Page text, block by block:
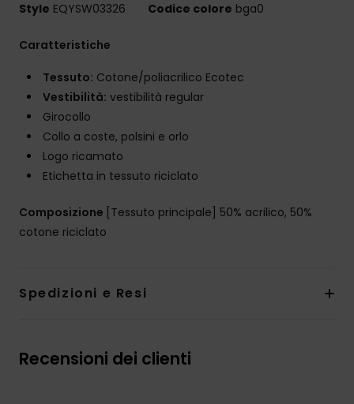
Style EQYSW03326 Codice colore bga0
Caratteristiche
Tessuto: Cotone/poliacrilico Ecotec
Vestibilità: vestibilità regular
Girocollo
Collo a coste, polsini e orlo
Logo ricamato
Etichetta in tessuto riciclato
Composizione [Tessuto principale] 50% acrilico, 50%
cotone riciclato
Spedizioni e Resi
Recensioni dei clienti